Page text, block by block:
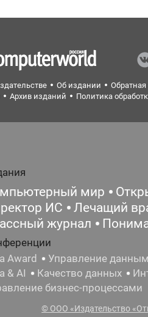
Об издании Обратная
Архив изданий Политика
мир
ИС
Лечащий
журнал
Award
Управление
& AI
Качество данных
бизнес-процессами
© ООО «Издательство